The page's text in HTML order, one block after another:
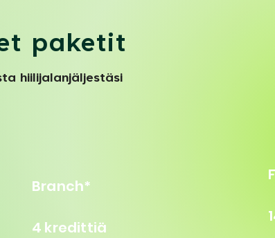
paketit
hiilijalanjäljestäsi
Branch*
4 kredittiä